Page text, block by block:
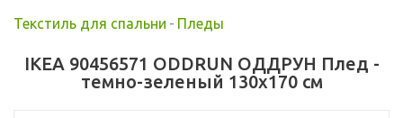
Текстиль для спальни - Пледы
IKEA 90456571 ODDRUN ОДДРУН Плед -
темно-зеленый 130x170 см